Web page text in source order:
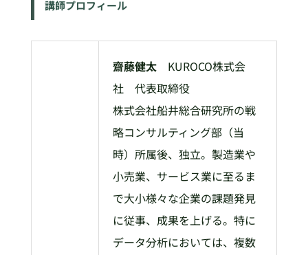
講師プロフィール
齋藤健太KUROCO株式会
社 代表取締役
株式会社船井総合研究所の戦
略コンサルティング部（当
時）所属後、独立。製造業や
小売業、サービス業に至るま
で大小様々な企業の課題発見
に従事、成果を上げる。特に
データ分析においては、複数